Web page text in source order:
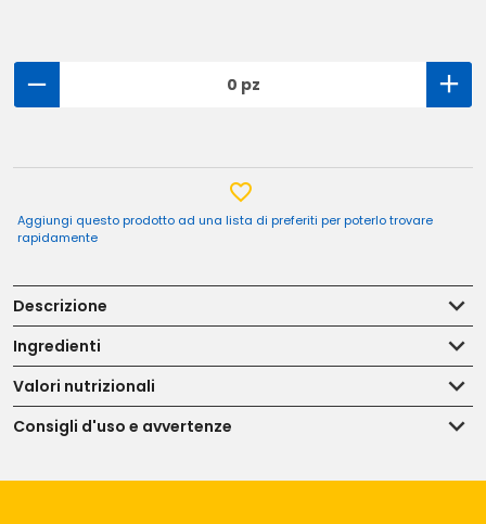
0 pz
Aggiungi questo prodotto ad una lista di preferiti per poterlo trovare
rapidamente
Descrizione
Ingredienti
Valori nutrizionali
Consigli d'uso e avvertenze